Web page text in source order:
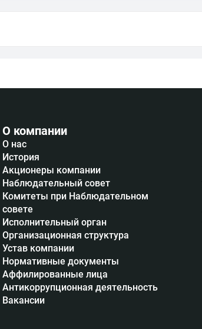
О компании
О нас
История
Акционеры компании
Наблюдательный совет
Комитеты при Наблюдательном
совете
Исполнительный орган
Организационная структура
Устав компании
Нормативные документы
Аффилированные лица
Антикоррупционная деятельность
Вакансии